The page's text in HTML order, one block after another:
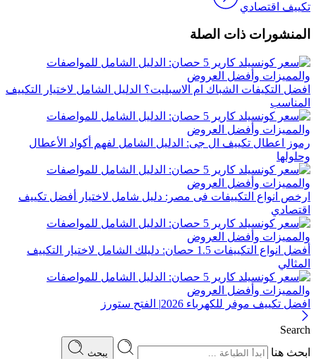
تكييف اقتصادي
المنشورات ذات الصلة
افضل التكيفات الشباك ام الاسبليت؟ الدليل الشامل لاختيار التكييف
المناسب
رموز اعطال تكييف ال جى: الدليل الشامل لفهم أكواد الأعطال
وحلولها
ارخص انواع التكييفات فى مصر: دليل شامل لاختيار أفضل تكييف
اقتصادي
أفضل انواع التكييفات 1.5 حصان: دليلك الشامل لاختيار التكييف
المثالي
افضل تكييف موفر للكهرباء 2026| الفتح ستورز
Search
ابحث هنا
يبحث